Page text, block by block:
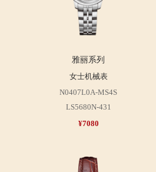
雅丽系列
女士机械表
N0407L0A-MS4S
LS5680N-431
¥7080